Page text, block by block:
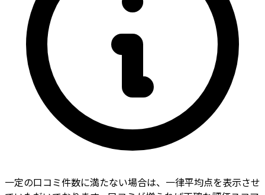
一定の口コミ件数に満たない場合は、一律平均点を表示させ